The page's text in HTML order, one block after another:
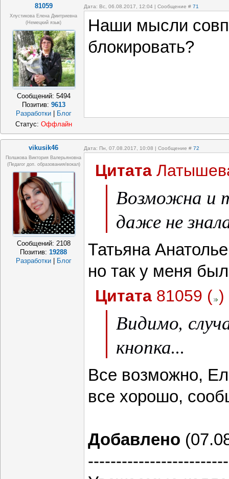
81059 Дата: Вс, 06.08.2017, 12:04 | Сообщение # 71
Хлустикова Елена Дмитриевна
(немецкий язык)
Сообщений: 5494
Позитив: 9613
Разработки
Блог
Наши мысли
блокировать?
Статус: Оффлайн
vikusik46 Дата: Пн, 07.08.2017, 10:08 | Сообщение # 72
Полшкова Виктория Валерьяновна
(педагог доп. образования/вокал)
Сообщений: 2108
Позитив:19288
Разработки
Блог
Цитата
Возможна и
даже не
Татьяна
но так у меня
Цитата 81059 ( )
Видимо,
кнопка...
Все возможно,
все хорошо,
Добавлено